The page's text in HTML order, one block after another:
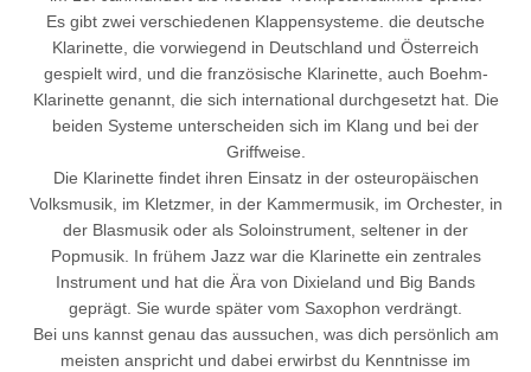
Es gibt zwei verschiedenen Klappensysteme. die deutsche
Klarinette, die vorwiegend in Deutschland und Österreich
gespielt wird, und die französische Klarinette, auch Boehm-
Klarinette genannt, die sich international durchgesetzt hat. Die
beiden Systeme unterscheiden sich im Klang und bei der
Griffweise.
Die Klarinette findet ihren Einsatz in der osteuropäischen
Volksmusik, im Kletzmer, in der Kammermusik, im Orchester, in
der Blasmusik oder als Soloinstrument, seltener in der
Popmusik. In frühem Jazz war die Klarinette ein zentrales
Instrument und hat die Ära von Dixieland und Big Bands
geprägt. Sie wurde später vom Saxophon verdrängt.
Bei uns kannst genau das aussuchen, was dich persönlich am
meisten anspricht und dabei erwirbst du Kenntnisse im